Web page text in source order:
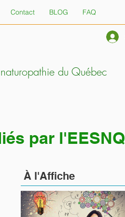
Contact BLOG FAQ
du Québec
par l'EESNQ
À l'Affiche